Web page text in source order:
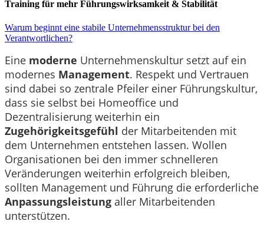
Training für mehr Führungswirksamkeit & Stabilität
Warum beginnt eine stabile Unternehmensstruktur bei den
Verantwortlichen?
Eine moderne Unternehmenskultur setzt auf ein
modernes Management. Respekt und Vertrauen
sind dabei so zentrale Pfeiler einer Führungskultur,
dass sie selbst bei Homeoffice und
Dezentralisierung weiterhin ein
Zugehörigkeitsgefühl der Mitarbeitenden mit
dem Unternehmen entstehen lassen. Wollen
Organisationen bei den immer schnelleren
Veränderungen weiterhin erfolgreich bleiben,
sollten Management und Führung die erforderliche
Anpassungsleistung aller Mitarbeitenden
unterstützen.